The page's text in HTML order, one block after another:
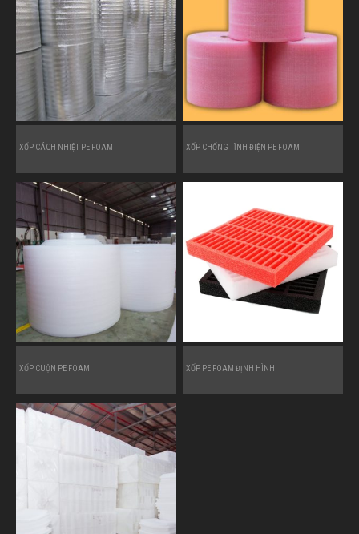
XỐP CÁCH NHIỆT PE FOAM XỐP CHỐNG TĨNH ĐIỆN PE FOAM
XỐP CUỘN PE FOAM XỐP PE FOAM ĐỊNH HÌNH